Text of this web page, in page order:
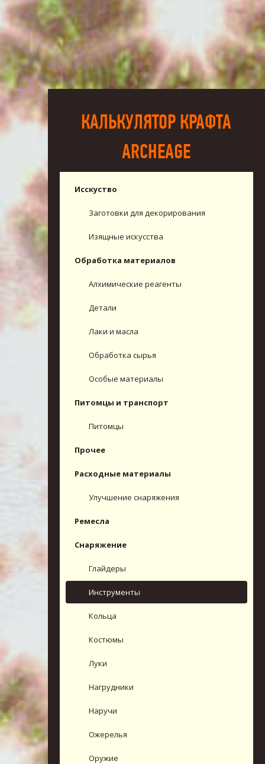
КАЛЬКУЛЯТОР КРАФТА
ARCHEAGE
Исскуство
Заготовки для декорирования
Изящные искусства
Обработка материалов
Алхимические реагенты
Детали
Лаки и масла
Обработка сырья
Особые материалы
Питомцы и транспорт
Питомцы
Прочее
Расходные материалы
Улучшение снаряжения
Ремесла
Снаряжение
Глайдеры
Инструменты
Кольца
Костюмы
Луки
Нагрудники
Наручи
Ожерелья
Оружие